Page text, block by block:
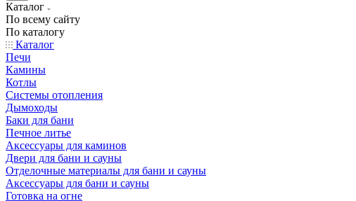
Каталог
По всему сайту
По каталогу
Каталог
Печи
Камины
Котлы
Системы отопления
Дымоходы
Баки для бани
Печное литье
Аксессуары для каминов
Двери для бани и сауны
Отделочные материалы для бани и сауны
Аксессуары для бани и сауны
Готовка на огне